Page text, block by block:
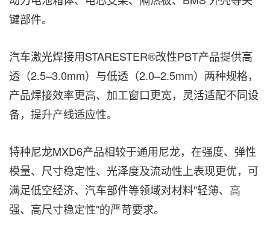
键部件。
汽车激光焊接用STARESTER®改性PBT产品提供高
透（2.5–3.0mm）与低透（2.0–2.5mm）两种规格，
产品焊接效率更高、加工窗口更宽，灵活适配不同设
备，提升产线适应性。
特种尼龙MXD6产品相较于通用尼龙，在强度、弹性
模量、尺寸稳定性、光泽度及流动性上表现更优，可
满足低空经济、汽车部件等领域对材料"轻薄、高
强、高尺寸稳定性"的严苛要求。